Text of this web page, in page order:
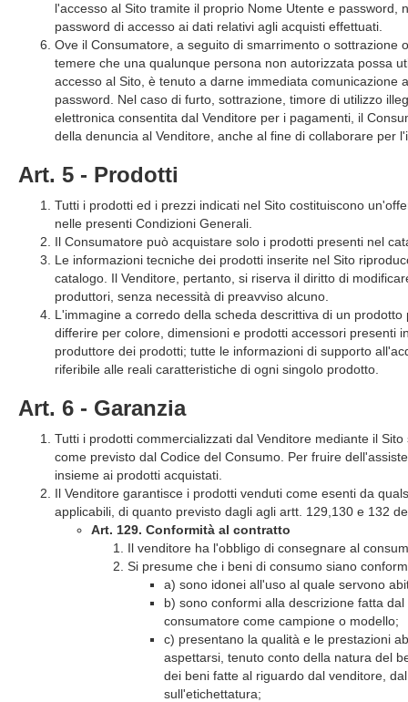
l'accesso al Sito tramite il proprio Nome Utente e
password di accesso ai dati relativi agli acquisti effettuati.
Ove il Consumatore, a seguito di smarrimento o
temere che una qualunque persona non autorizzata possa
accesso al Sito, è tenuto a darne immediata
password. Nel caso di furto, sottrazione, timore di utilizzo
elettronica consentita dal Venditore per i pagamenti, il
della denuncia al Venditore, anche al fine di collaborare per
Art. 5 - Prodotti
Tutti i prodotti ed i prezzi indicati nel Sito costituiscono
nelle presenti Condizioni Generali.
Il Consumatore può acquistare solo i prodotti presenti nel
Le informazioni tecniche dei prodotti inserite nel Sito
catalogo. Il Venditore, pertanto, si riserva il diritto di
produttori, senza necessità di preavviso alcuno.
L'immagine a corredo della scheda descrittiva di un
differire per colore, dimensioni e prodotti accessori presenti
produttore dei prodotti; tutte le informazioni di supporto
riferibile alle reali caratteristiche di ogni singolo prodotto.
Art. 6 - Garanzia
Tutti i prodotti commercializzati dal Venditore mediante il
come previsto dal Codice del Consumo. Per fruire
insieme ai prodotti acquistati.
Il Venditore garantisce i prodotti venduti come esenti da
applicabili, di quanto previsto dagli agli artt. 129,130 e 132
Art. 129. Conformità al contratto
Il venditore ha l'obbligo di consegnare al
Si presume che i beni di consumo siano
a) sono idonei all'uso al quale servono
b) sono conformi alla descrizione fatta
consumatore come campione o modello;
c) presentano la qualità e le prestazioni
aspettarsi, tenuto conto della natura del
dei beni fatte al riguardo dal venditore,
sull'etichettatura;